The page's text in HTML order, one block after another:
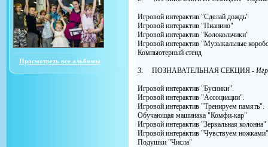
Просмотреть все альбомы
Игровой интерактив "Сделай дождь"
Игровой интерактив "Пианино"
Игровой интерактив "Колокольчики"
Игровой интерактив "Музыкальные
Компьютерный стенд
3. ПОЗНАВАТЕЛЬНАЯ СЕКЦИЯ -
Игровой интерактив "Бусинки".
Игровой интерактив "Ассоциации".
Игровой интерактив "Тренируем память".
Обучающая машинака "Комфи-кар"
Игровой интерактив "Зеркальная колонна"
Игровой интерактив "Чувствуем ножками"
Подушки "Числа"